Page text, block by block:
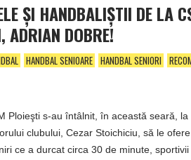
ŞI HANDBALIŞTII DE LA
ADRIAN DOBRE!
HANDBAL SENIOARE HANDBAL SENIORI
Ploieşti s-au întâlnit, în această seară,
clubului, Cezar Stoichiciu, să le
ce a durcat circa 30 de minute,